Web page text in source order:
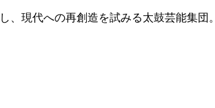
現代への再創造を試みる太鼓芸能集団。